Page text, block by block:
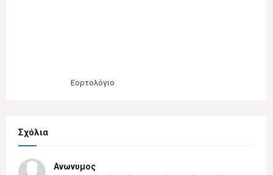
Εορτολόγιο
Σχόλια
Ανωνυμος